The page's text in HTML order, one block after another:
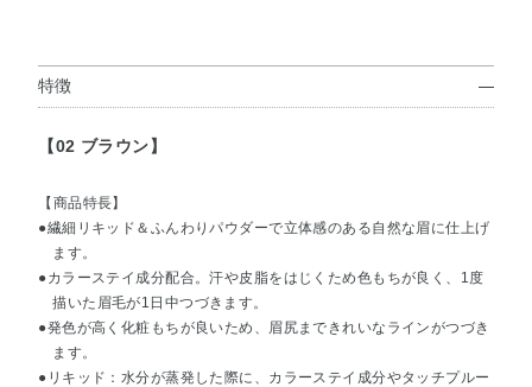
特徴
【02 ブラウン】
【商品特長】
●繊細リキッド＆ふんわりパウダーで立体感のある自然な眉に仕上げ
ます。
●カラーステイ成分配合。汗や皮脂をはじくため色もちが良く、1度
描いた眉毛が1日中つづきます。
●発色が高く化粧もちが良いため、眉尻まできれいなラインがつづき
ます。
●リキッド：水分が蒸発した際に、カラーステイ成分やタッチプルー